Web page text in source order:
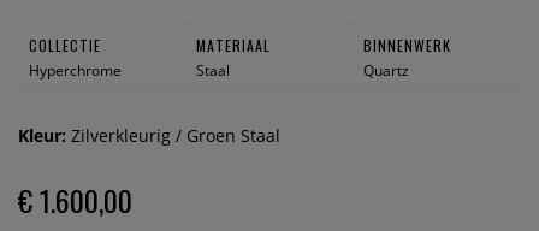
COLLECTIE
Hyperchrome
MATERIAAL
Staal
BINNENWERK
Quartz
Kleur: Zilverkleurig / Groen Staal
€ 1.600,00